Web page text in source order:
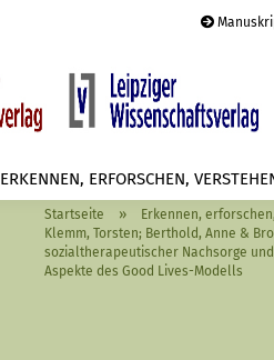
ERKENNEN, ERFORSCHEN,
AUTOREN
Startseite » Erkennen,
Klemm, Torsten; Berthold, Anne &
sozialtherapeutischer Nachsorge
Aspekte des Good Lives-Modells